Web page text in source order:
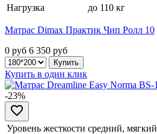
Нагрузка
до 110 кг
Матрас Dimax Практик Чип Ролл 10
0 руб 6 350 руб
Купить в один клик
-23%
Уровень жесткости средний, мягкий